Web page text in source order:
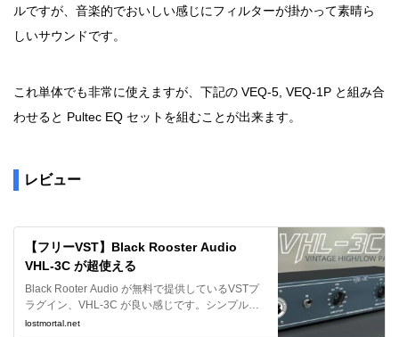
ルですが、音楽的でおいしい感じにフィルターが掛かって素晴ら
しいサウンドです。
これ単体でも非常に使えますが、下記の VEQ-5, VEQ-1P と組み合
わせると Pultec EQ セットを組むことが出来ます。
レビュー
【フリーVST】Black Rooster Audio
VHL-3C が超使える
Black Rooter Audio が無料で提供しているVSTプ
ラグイン、VHL-3C が良い感じです。シンプルな
プラグインではあるものの本当に無料で良いの？
lostmortal.net